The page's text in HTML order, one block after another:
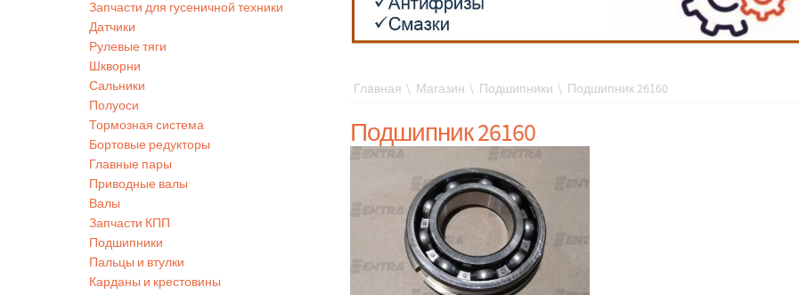
Запчасти для гусеничной техники
Датчики
Рулевые тяги
Шкворни
Сальники
Полуоси
Тормозная система
Бортовые редукторы
Главные пары
Приводные валы
Валы
Запчасти КПП
Подшипники
Пальцы и втулки
Карданы и крестовины
Главная \ Магазин \ Подшипники \ Подшипник 26160
Подшипник 26160